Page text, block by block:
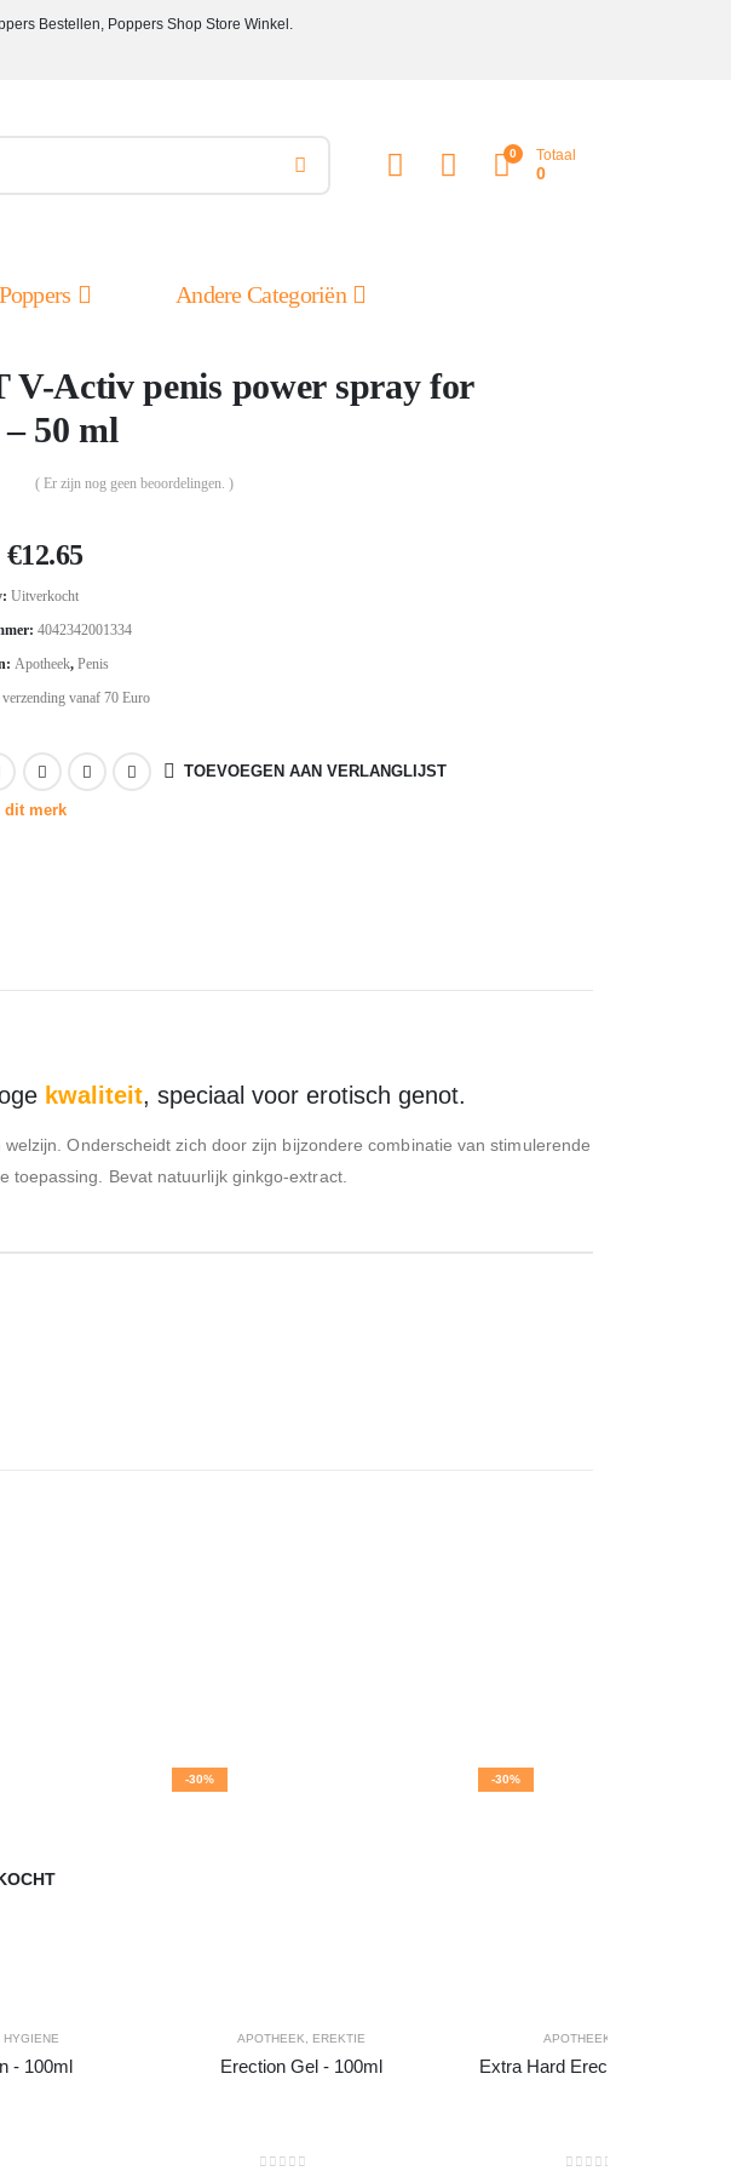
Bestellen, Poppers Shop Store Winkel.
0 Totaal
0
Andere Categoriën
V-Activ penis power spray for
50 ml
( Er zijn nog geen beoordelingen. )
Oorspronkelijke
prijs
was:
€18.08.
€12.65Huidige
€12.65.
Uitverkocht
4042342001334
Apotheek, Penis
vanaf 70 Euro
TOEVOEGEN AAN VERLANGLIJST
dit merk
kwaliteit, speciaal voor erotisch genot.
Onderscheidt zich door zijn bijzondere combinatie van stimulerende
toepassing. Bevat natuurlijk ginkgo-extract.
HYGIENE
- 100ml
-30%
APOTHEEK, EREKTIE
Erection Gel - 100ml
-30%
APOTHEEK
Extra Hard Erection Spray 50